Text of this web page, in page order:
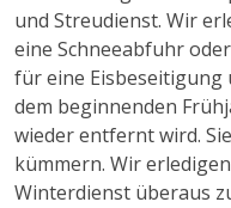
und Streudienst. Wir
eine Schneeabfuhr
für eine Eisbeseitigung
dem beginnenden
wieder entfernt wird.
kümmern. Wir
Winterdienst überaus